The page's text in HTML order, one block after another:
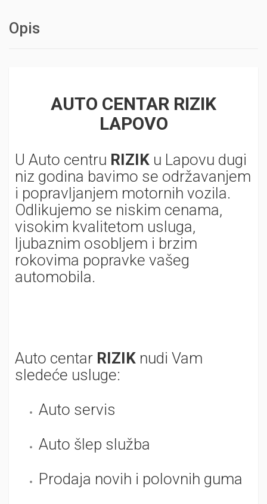
Opis
AUTO CENTAR RIZIK
LAPOVO
U Auto centru RIZIK u Lapovu dugi
niz godina bavimo se održavanjem
i popravljanjem motornih vozila.
Odlikujemo se niskim cenama,
visokim kvalitetom usluga,
ljubaznim osobljem i brzim
rokovima popravke vašeg
automobila.
Auto centar RIZIK nudi Vam
sledeće usluge:
Auto servis
Auto šlep služba
Prodaja novih i polovnih guma